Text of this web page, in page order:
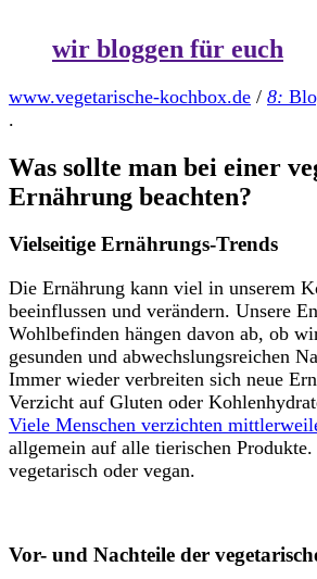
wir bloggen für euch
www.vegetarische-kochbox.de / 8:
.
Was sollte man bei einer
Ernährung beachten?
Vielseitige Ernährungs-Trends
Die Ernährung kann viel in unserem
beeinflussen und verändern. Unsere
Wohlbefinden hängen davon ab, ob
gesunden und abwechslungsreichen
Immer wieder verbreiten sich neue
Verzicht auf Gluten oder
Viele Menschen verzichten
allgemein auf alle tierischen Produkte.
vegetarisch oder vegan.
Vor- und Nachteile der